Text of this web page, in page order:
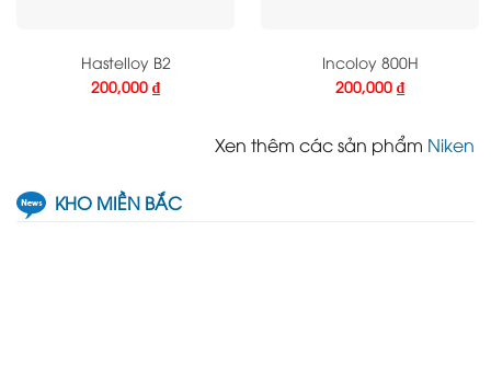
Hastelloy B2
200,000 ₫
Incoloy 800H
200,000 ₫
Xen thêm các sản phẩm Niken
KHO MIỀN BẮC